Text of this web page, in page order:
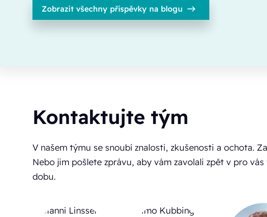
Zobrazit všechny příspěvky na blogu
Kontaktujte tým
V našem týmu se snoubí znalosti, zkušenosti a ochota.
Nebo jim pošlete zprávu, aby vám zavolali zpět v pro vás
dobu.